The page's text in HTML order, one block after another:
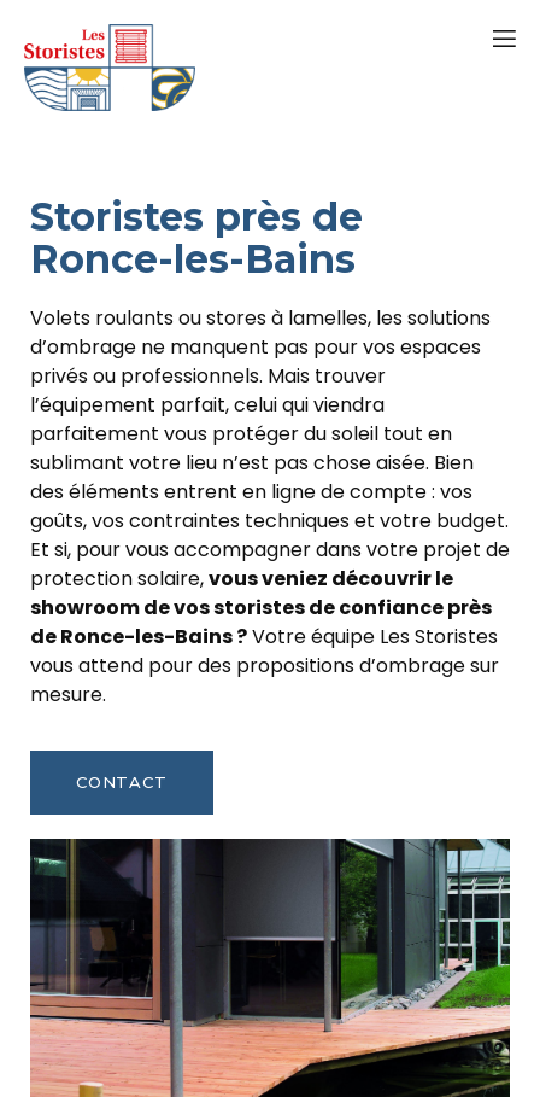
Storistes près de
Ronce-les-Bains
Volets roulants ou stores à lamelles, les solutions
d’ombrage ne manquent pas pour vos espaces
privés ou professionnels. Mais trouver
l’équipement parfait, celui qui viendra
parfaitement vous protéger du soleil tout en
sublimant votre lieu n’est pas chose aisée. Bien
des éléments entrent en ligne de compte : vos
goûts, vos contraintes techniques et votre budget.
Et si, pour vous accompagner dans votre projet de
protection solaire,vous veniez découvrir le
showroom de vos storistes de confiance près
de Ronce-les-Bains ?Votre équipe Les Storistes
vous attend pour des propositions d’ombrage sur
mesure.
CONTACT